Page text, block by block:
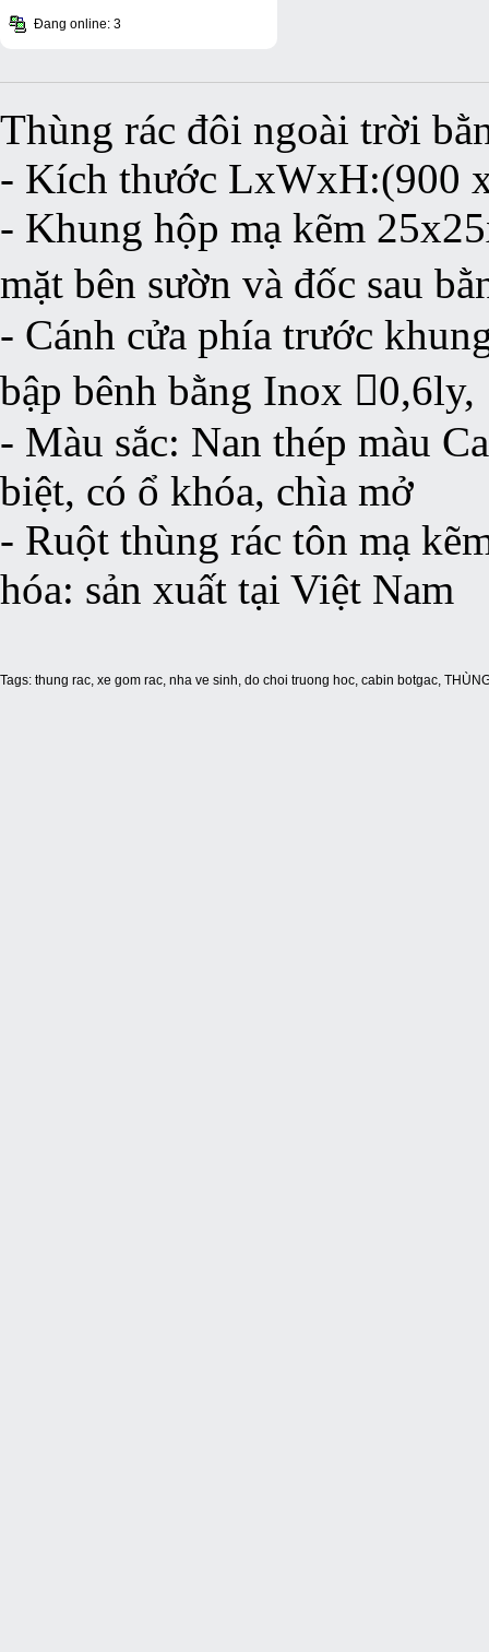
Đang online: 3
Thùng rác đôi ngoài trời
- Kích thước LxWxH:(900
- Khung hộp mạ kẽm
mặt bên sườn và đốc sau
- Cánh cửa phía trước
bập bênh bằng Inox 0,6ly,
- Màu sắc: Nan thép màu
biệt, có ổ khóa, chìa mở
- Ruột thùng rác tôn mạ
hóa: sản xuất tại Việt Nam
Tags: thung rac, xe gom rac, nha ve sinh, do choi truong hoc, cabin botgac,